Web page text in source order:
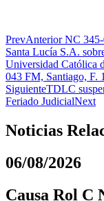
PrevAnteriorNC 345-
Santa Lucía S.A.
Universidad Católica
043 FM, Santiago, F.
SiguienteTDLC
Feriado JudicialNext
Noticias
06/08/2026
Causa Rol C